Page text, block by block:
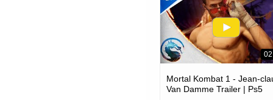
Mortal Kombat 1 - Jean-
Van Damme Trailer | Ps5